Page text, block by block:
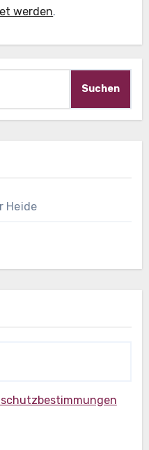
werden.
Heide